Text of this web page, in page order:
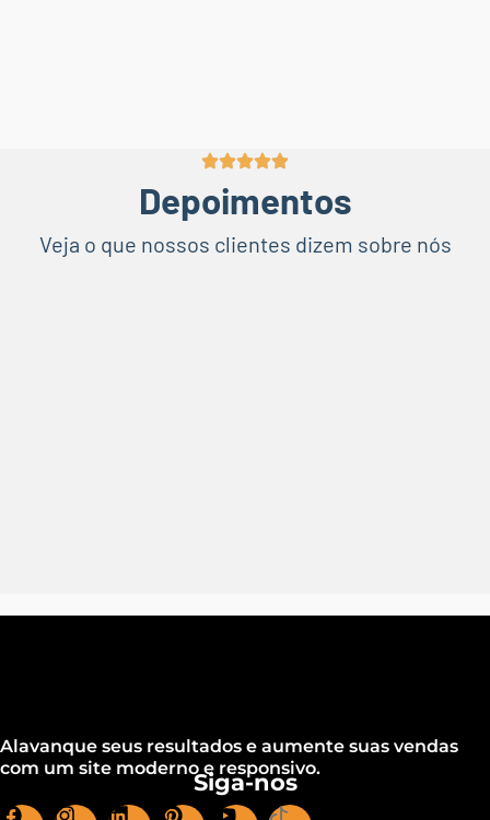
Depoimentos
Veja o que nossos clientes dizem sobre nós
Alavanque seus resultados e aumente suas vendas
com um site moderno e responsivo.
Siga-nos